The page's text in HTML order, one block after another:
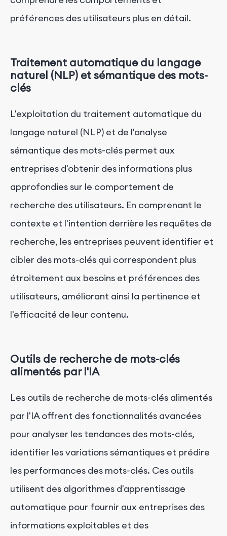
préférences des utilisateurs plus en détail.
Traitement automatique du langage
naturel (NLP) et sémantique des mots-
clés
L'exploitation du traitement automatique du
langage naturel (NLP) et de l'analyse
sémantique des mots-clés permet aux
entreprises d'obtenir des informations plus
approfondies sur le comportement de
recherche des utilisateurs. En comprenant le
contexte et l'intention derrière les requêtes de
recherche, les entreprises peuvent identifier et
cibler des mots-clés qui correspondent plus
étroitement aux besoins et préférences des
utilisateurs, améliorant ainsi la pertinence et
l'efficacité de leur contenu.
Outils de recherche de mots-clés
alimentés par l'IA
Les outils de recherche de mots-clés alimentés
par l'IA offrent des fonctionnalités avancées
pour analyser les tendances des mots-clés,
identifier les variations sémantiques et prédire
les performances des mots-clés. Ces outils
utilisent des algorithmes d'apprentissage
automatique pour fournir aux entreprises des
informations exploitables et des